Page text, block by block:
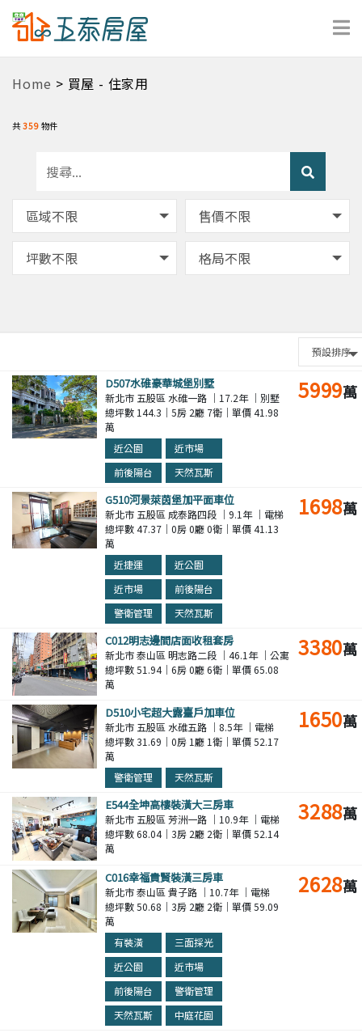
Home > 買屋 - 住家用
共359 物件
區域不限 售價不限
坪數不限 格局不限
預設排序
D507水碓豪華城堡別墅
新北市 五股區 水碓一路 ｜17.2年 ｜別墅
總坪數 144.3｜5房 2廳 7衛｜單價 41.98
萬
近公園
近市場
前後陽台
天然瓦斯
5999萬
G510河景萊茵堡加平面車位
新北市 五股區 成泰路四段 ｜9.1年 ｜電梯
總坪數 47.37｜0房 0廳 0衛｜單價 41.13
萬
近捷運
近公園
近市場
前後陽台
警衛管理
天然瓦斯
1698萬
C012明志邊間店面收租套房
新北市 泰山區 明志路二段 ｜46.1年 ｜公寓
總坪數 51.94｜6房 0廳 6衛｜單價 65.08
萬
3380萬
D510小宅超大露臺戶加車位
新北市 五股區 水碓五路 ｜8.5年 ｜電梯
總坪數 31.69｜0房 1廳 1衛｜單價 52.17
萬
警衛管理
天然瓦斯
1650萬
E544全坤高樓裝潢大三房車
新北市 五股區 芳洲一路 ｜10.9年 ｜電梯
總坪數 68.04｜3房 2廳 2衛｜單價 52.14
萬
3288萬
C016幸福貴賢裝潢三房車
新北市 泰山區 貴子路 ｜10.7年 ｜電梯
總坪數 50.68｜3房 2廳 2衛｜單價 59.09
萬
有裝潢
三面採光
近公園
近市場
前後陽台
警衛管理
天然瓦斯
中庭花園
2628萬